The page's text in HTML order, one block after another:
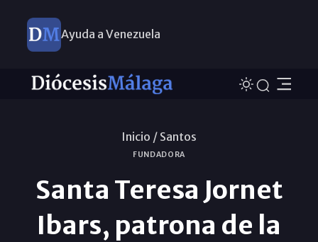
Ayuda a Venezuela
Inicio / Santos
FUNDADORA
Santa Teresa Jornet
Ibars, patrona de la